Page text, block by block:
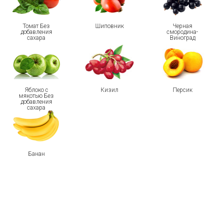
Томат Без
добавления
сахара
Шиповник
Черная
смородина-
Виноград
Яблоко с
мякотью Без
добавления
сахара
Кизил Персик
Банан